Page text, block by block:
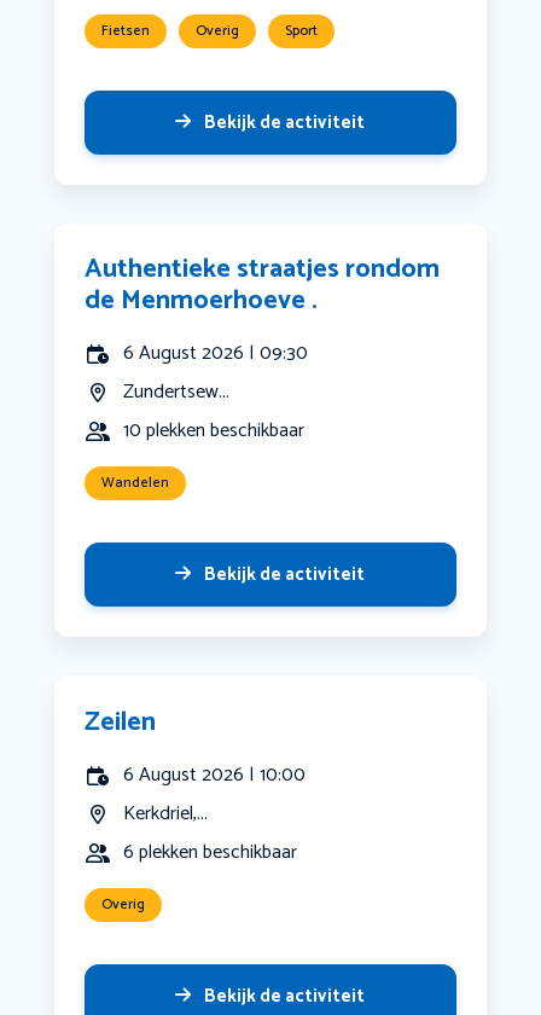
Fietsen Overig Sport
Bekijk de activiteit
Authentieke straatjes rondom
de Menmoerhoeve .
6 August 2026 | 09:30
Zundertsew...
10 plekken beschikbaar
Wandelen
Bekijk de activiteit
Zeilen
6 August 2026 | 10:00
Kerkdriel,...
6 plekken beschikbaar
Overig
Bekijk de activiteit